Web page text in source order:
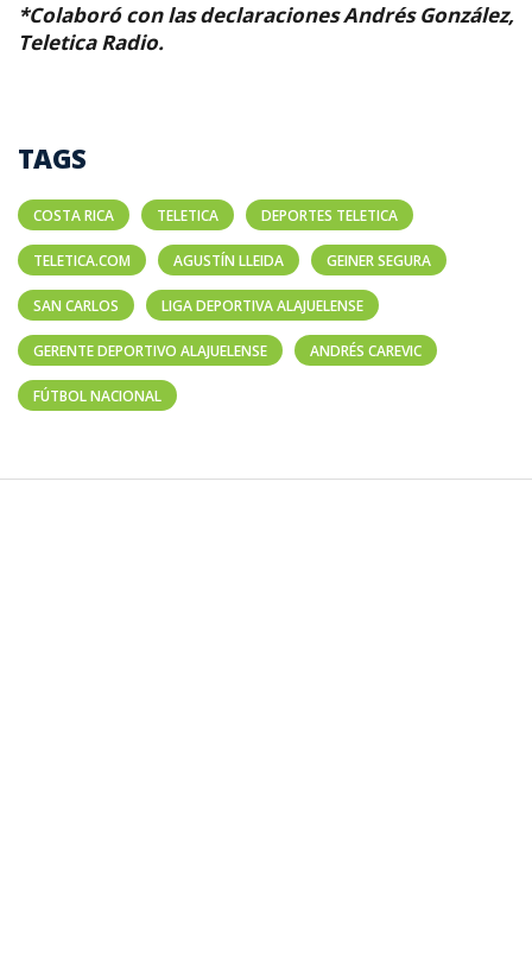
*Colaboró con las declaraciones Andrés González,
Teletica Radio.
TAGS
COSTA RICA TELETICA DEPORTES TELETICA
TELETICA.COM AGUSTÍN LLEIDA GEINER SEGURA
SAN CARLOS LIGA DEPORTIVA ALAJUELENSE
GERENTE DEPORTIVO ALAJUELENSE ANDRÉS CAREVIC
FÚTBOL NACIONAL